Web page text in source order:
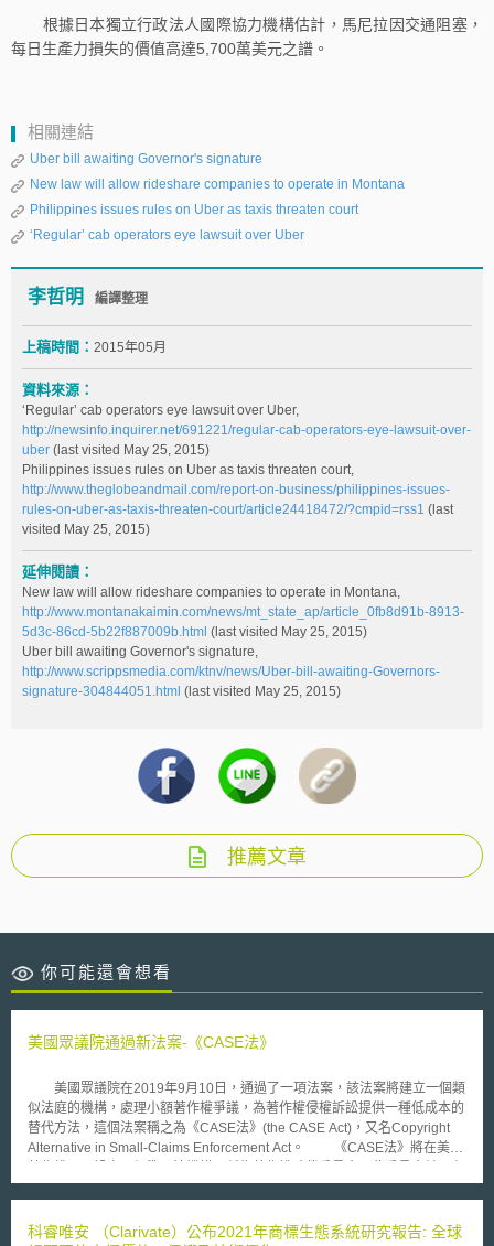
根據日本獨立行政法人國際協力機構估計，馬尼拉因交通阻塞，
每日生產力損失的價值高達5,700萬美元之譜。
相關連結
Uber bill awaiting Governor's signature
New law will allow rideshare companies to operate in Montana
Philippines issues rules on Uber as taxis threaten court
‘Regular’ cab operators eye lawsuit over Uber
李哲明 編譯整理
上稿時間： 2015年05月
資料來源：
‘Regular’ cab operators eye lawsuit over Uber,
http://newsinfo.inquirer.net/691221/regular-cab-operators-eye-lawsuit-over-
uber (last visited May 25, 2015)
Philippines issues rules on Uber as taxis threaten court,
http://www.theglobeandmail.com/report-on-business/philippines-issues-
rules-on-uber-as-taxis-threaten-court/article24418472/?cmpid=rss1 (last
visited May 25, 2015)
延伸閱讀：
New law will allow rideshare companies to operate in Montana,
http://www.montanakaimin.com/news/mt_state_ap/article_0fb8d91b-8913-
5d3c-86cd-5b22f887009b.html (last visited May 25, 2015)
Uber bill awaiting Governor's signature,
http://www.scrippsmedia.com/ktnv/news/Uber-bill-awaiting-Governors-
signature-304844051.html (last visited May 25, 2015)
推薦文章
你可能還會想看
美國眾議院通過新法案-《CASE法》
美國眾議院在2019年9月10日，通過了一項法案，該法案將建立一個類
似法庭的機構，處理小額著作權爭議，為著作權侵權訴訟提供一種低成本的
替代方法，這個法案稱之為《CASE法》(the CASE Act)，又名Copyright
Alternative in Small-Claims Enforcement Act。 《CASE法》將在美國
政府的司法部門下運作，每件侵權作品最高可獲得之賠償金額為三萬美元。
作者不會真正進行訴訟，因為他們的作品還沒有那麼值錢，此項法案通過將
科睿唯安 （Clarivate）公布2021年商標生態系統研究報告: 全球